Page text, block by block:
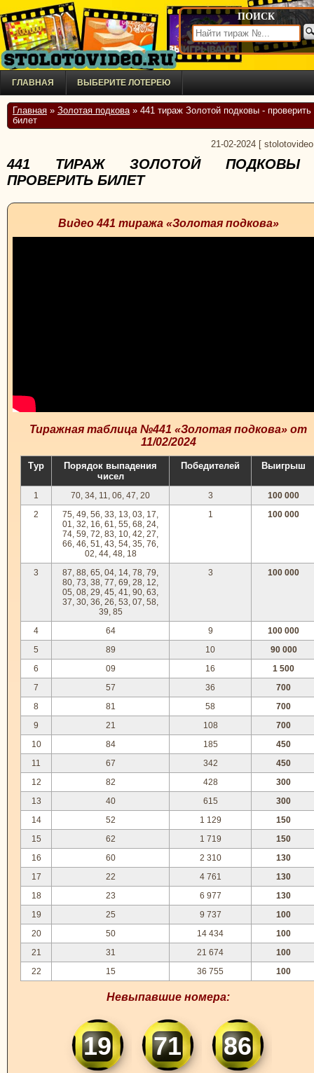
ПОИСК
ГЛАВНАЯ ВЫБЕРИТЕ ЛОТЕРЕЮ
Главная » Золотая подкова» 441 тираж Золотой подковы - проверить
билет
21-02-2024
441 ТИРАЖ ЗОЛОТОЙ
ПРОВЕРИТЬ БИЛЕТ
Видео 441 тиража «Золотая подкова»
Тиражная таблица №441 «Золотая подкова» от
11/02/2024
Тур
Порядок выпадения
чисел
Победителей Выигрыш
1 70, 34, 11, 06, 47, 20 3
100 000
2
75, 49, 56, 33, 13, 03, 17,
01, 32, 16, 61, 55, 68, 24,
74, 59, 72, 83, 10, 42, 27,
66, 46, 51, 43, 54, 35, 76,
02, 44, 48, 18
1 100 000
3
87, 88, 65, 04, 14, 78, 79,
80, 73, 38, 77, 69, 28, 12,
05, 08, 29, 45, 41, 90, 63,
37, 30, 36, 26, 53, 07, 58,
39, 85
3 100 000
4 64 9
100 000
5
89 10
90 000
6
09 16
1 500
7
57 36
700
8
81 58
700
9
21 108
700
10
84 185
450
11
67 342
450
12
82 428
300
13
40 615
300
14
52 1 129
150
15
62 1 719
150
16
60 2 310
130
17
22 4 761
130
18
23 6 977
130
19
25 9 737
100
20
50 14 434
100
21
31 21 674
100
22
15 36 755 100
Невыпавшие номера:
19 71 86